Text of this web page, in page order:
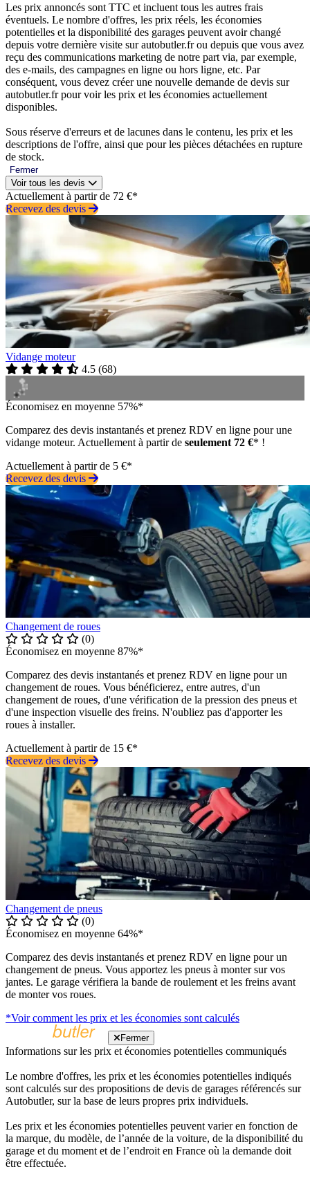
Les prix annoncés sont TTC et incluent tous les autres frais
éventuels. Le nombre d'offres, les prix réels, les économies
potentielles et la disponibilité des garages peuvent avoir changé
depuis votre dernière visite sur autobutler.fr ou depuis que vous avez
reçu des communications marketing de notre part via, par exemple,
des e-mails, des campagnes en ligne ou hors ligne, etc. Par
conséquent, vous devez créer une nouvelle demande de devis sur
autobutler.fr pour voir les prix et les économies actuellement
disponibles.
Sous réserve d'erreurs et de lacunes dans le contenu, les prix et les
descriptions de l'offre, ainsi que pour les pièces détachées en rupture
de stock.
Fermer
Voir tous les devis
Actuellement à partir de 72 €*
Recevez des devis
Vidange moteur
4.5 (68)
Économisez en moyenne 57%*
Comparez des devis instantanés et prenez RDV en ligne pour une
vidange moteur. Actuellement à partir de seulement 72 €* !
Actuellement à partir de 5 €*
Recevez des devis
Changement de roues
(0)
Économisez en moyenne 87%*
Comparez des devis instantanés et prenez RDV en ligne pour un
changement de roues. Vous bénéficierez, entre autres, d'un
changement de roues, d'une vérification de la pression des pneus et
d'une inspection visuelle des freins. N'oubliez pas d'apporter les
roues à installer.
Actuellement à partir de 15 €*
Recevez des devis
Changement de pneus
(0)
Économisez en moyenne 64%*
Comparez des devis instantanés et prenez RDV en ligne pour un
changement de pneus. Vous apportez les pneus à monter sur vos
jantes. Le garage vérifiera la bande de roulement et les freins avant
de monter vos roues.
*Voir comment les prix et les économies sont calculés
Fermer
Informations sur les prix et économies potentielles communiqués
Le nombre d'offres, les prix et les économies potentielles indiqués
sont calculés sur des propositions de devis de garages référencés sur
Autobutler, sur la base de leurs propres prix individuels.
Les prix et les économies potentielles peuvent varier en fonction de
la marque, du modèle, de l’année de la voiture, de la disponibilité du
garage et du moment et de l’endroit en France où la demande doit
être effectuée.